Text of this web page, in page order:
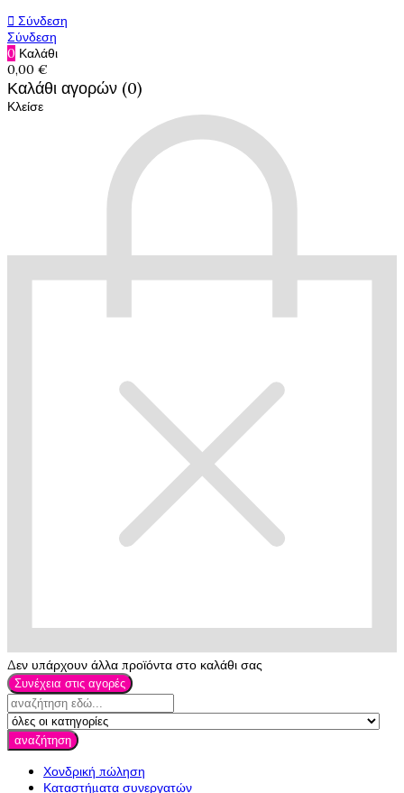
 Σύνδεση
Σύνδεση
0 Καλάθι
0,00 €
Καλάθι αγορών (0)
Κλείσε
Δεν υπάρχουν άλλα προϊόντα στο καλάθι σας
Συνέχεια στις αγορές
αναζήτηση
Χονδρική πώληση
Καταστήματα συνεργατών